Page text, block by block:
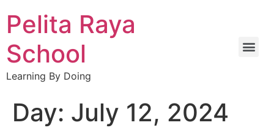
Pelita Raya
School
Learning By Doing
Day: July 12, 2024